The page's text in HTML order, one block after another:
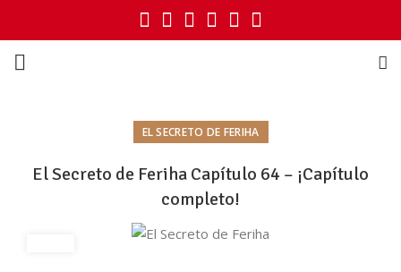
EL SECRETO DE FERIHA
El Secreto de Feriha Capítulo 64 – ¡Capítulo
completo!